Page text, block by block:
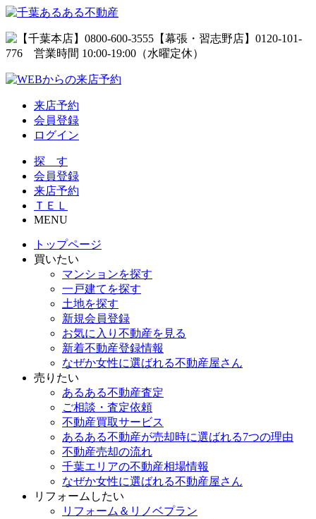
来店予約
会員登録
ログイン
探 す
会員登録
来店予約
ＴＥＬ
MENU
トップページ
買いたい
マンションを探す
一戸建てを探す
土地を探す
新規会員登録
お気に入り不動産を見る
新着不動産登録情報
なぜか女性に選ばれる不動産屋さん
売りたい
あるある不動産査定
ご相談・査定依頼
不動産買取サービス
あるある不動産が売却時に選ばれる7つの理由
不動産売却の流れ
千葉エリアの不動産相場情報
なぜか女性に選ばれる不動産屋さん
リフォームしたい
リフォーム＆リノベプラン